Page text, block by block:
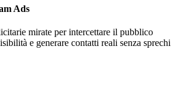
Ads
mirate per intercettare il pubblico
e generare contatti reali senza sprechi